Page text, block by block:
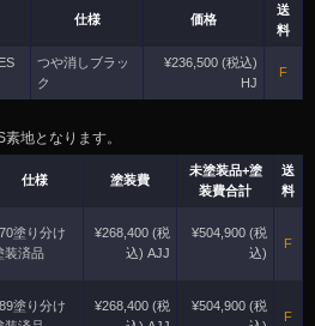
仕様 価格
送
料
つや消しブラッ
ク
¥236,500 (税込)
HJ
F
となります。
仕様 塗装費
未塗装品+塗
装費合計
送
料
塗り分け
装済品
¥268,400 (税
込) AJJ
¥504,900 (税
込)
F
塗り分け
¥268,400 (税
¥504,900 (税
F